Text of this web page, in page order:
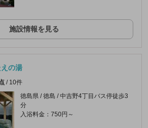
施設情報を見る
の湯
/ 10件
徳島県 / 徳島 / 中吉野4丁目バス停徒歩3
分
入浴料金：750円～